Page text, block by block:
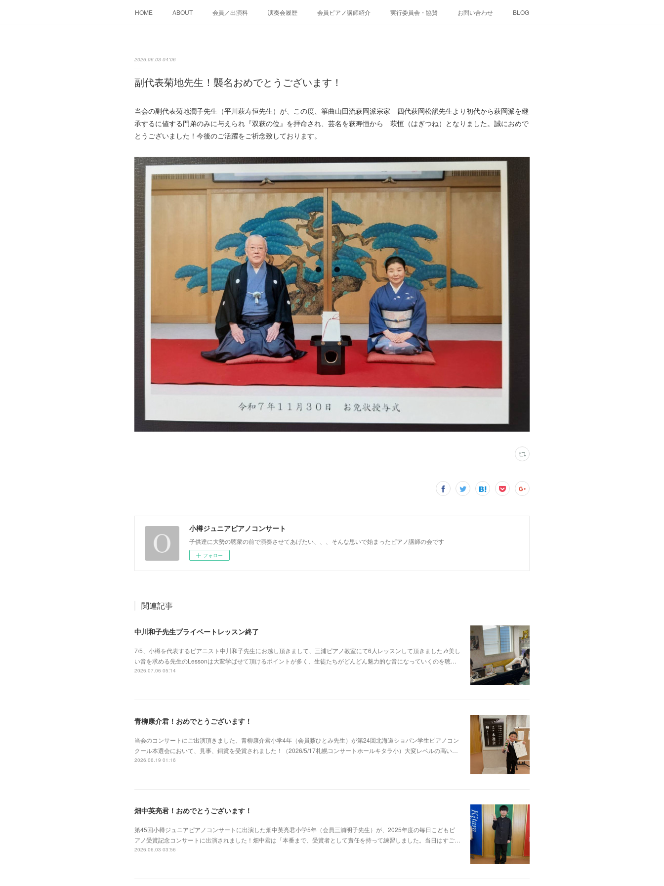
HOME ABOUT 会員／出演料 演奏会履歴 会員ピアノ講師紹介 実行委員会・協賛 お問い合わせ BLOG
2026.06.03 04:06
副代表菊地先生！襲名おめでとうございます！
当会の副代表菊地潤子先生（平川萩寿恒先生）が、この度、箏曲山田流萩岡派宗家 四代萩岡松韻先生より初代から萩岡派を継
承するに値する門弟のみに与えられ『双萩の位』を拝命され、芸名を萩寿恒から 萩恒（はぎつね）となりました。誠におめで
とうございました！今後のご活躍をご祈念致しております。
小樽ジュニアピアノコンサート
子供達に大勢の聴衆の前で演奏させてあげたい、、、そんな思いで始まったピアノ講師の会です
フォロー
関連記事
中川和子先生プライベートレッスン終了
7/5、小樽を代表するピアニスト中川和子先生にお越し頂きまして、三浦ピアノ教室にて6人レッスンして頂きました🎶美し
い音を求める先生のLessonは大変学ばせて頂けるポイントが多く、生徒たちがどんどん魅力的な音になっていくのを聴…
2026.07.06 05:14
青柳康介君！おめでとうございます！
当会のコンサートにご出演頂きました、青柳康介君小学4年（会員薮ひとみ先生）が第24回北海道ショパン学生ピアノコン
クール本選会において、見事、銅賞を受賞されました！（2026/5/17札幌コンサートホールキタラ小）大変レベルの高い…
2026.06.19 01:16
畑中英亮君！おめでとうございます！
第45回小樽ジュニアピアノコンサートに出演した畑中英亮君小学5年（会員三浦明子先生）が、2025年度の毎日こどもピ
アノ受賞記念コンサートに出演されました！畑中君は「本番まで、受賞者として責任を持って練習しました。当日はすご…
2026.06.03 03:56